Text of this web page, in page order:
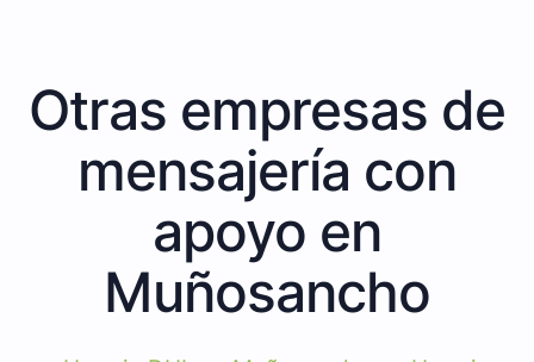
Otras empresas de
mensajería con
apoyo en
Muñosancho